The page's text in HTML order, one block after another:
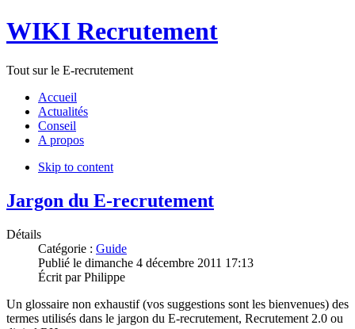
WIKI Recrutement
Tout sur le E-recrutement
Accueil
Actualités
Conseil
A propos
Skip to content
Jargon du E-recrutement
Détails
Catégorie : Guide
Publié le dimanche 4 décembre 2011 17:13
Écrit parPhilippe
Un glossaire non exhaustif (vos suggestions sont les bienvenues) des
termes utilisés dans le jargon du E-recrutement, Recrutement 2.0 ou